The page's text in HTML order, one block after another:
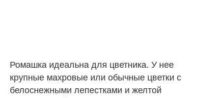
Ромашка идеальна для цветника. У нее
крупные махровые или обычные цветки с
белоснежными лепестками и желтой